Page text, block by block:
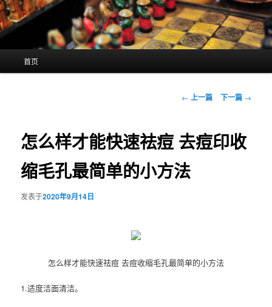
首页
文
航
← 上一篇 下一篇 →
怎么样才能快速祛痘 去痘印收
缩毛孔最简单的小方法
发表于2020年9月14日
怎么样才能快速祛痘 去痘收缩毛孔最简单的小方法
1.适度洁面清洁。